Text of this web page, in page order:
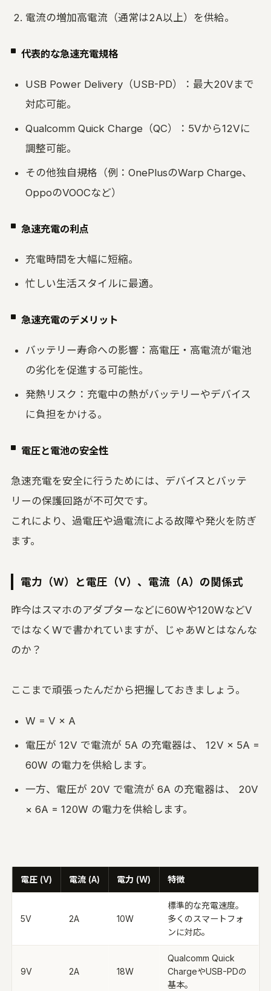
電流の増加高電流（通常は2A以上）を供給。
代表的な急速充電規格
USB Power Delivery（USB-PD）：最大20Vまで
対応可能。
Qualcomm Quick Charge（QC）：5Vから12Vに
調整可能。
その他独自規格（例：OnePlusのWarp Charge、
OppoのVOOCなど）
急速充電の利点
充電時間を大幅に短縮。
忙しい生活スタイルに最適。
急速充電のデメリット
バッテリー寿命への影響：高電圧・高電流が電池
の劣化を促進する可能性。
発熱リスク：充電中の熱がバッテリーやデバイス
に負担をかける。
電圧と電池の安全性
急速充電を安全に行うためには、デバイスとバッテ
リーの保護回路が不可欠です。
これにより、過電圧や過電流による故障や発火を防ぎ
ます。
電力（W）と電圧（V）、電流（A）の関係式
昨今はスマホのアダプターなどに60Wや120WなどV
ではなくWで書かれていますが、じゃあWとはなんな
のか？
ここまで頑張ったんだから把握しておきましょう。
W = V × A
電圧が 12V で電流が 5A の充電器は、 12V × 5A =
60W の電力を供給します。
一方、電圧が 20V で電流が 6A の充電器は、 20V
× 6A = 120W の電力を供給します。
電圧 (V) 電流 (A) 電力 (W) 特徴
5V 2A 10W
標準的な充電速度。
多くのスマートフォ
ンに対応。
9V 2A 18W
Qualcomm Quick
ChargeやUSB-PDの
基本。